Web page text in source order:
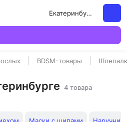
Екатеринбург
BDSM-товары
4 товара